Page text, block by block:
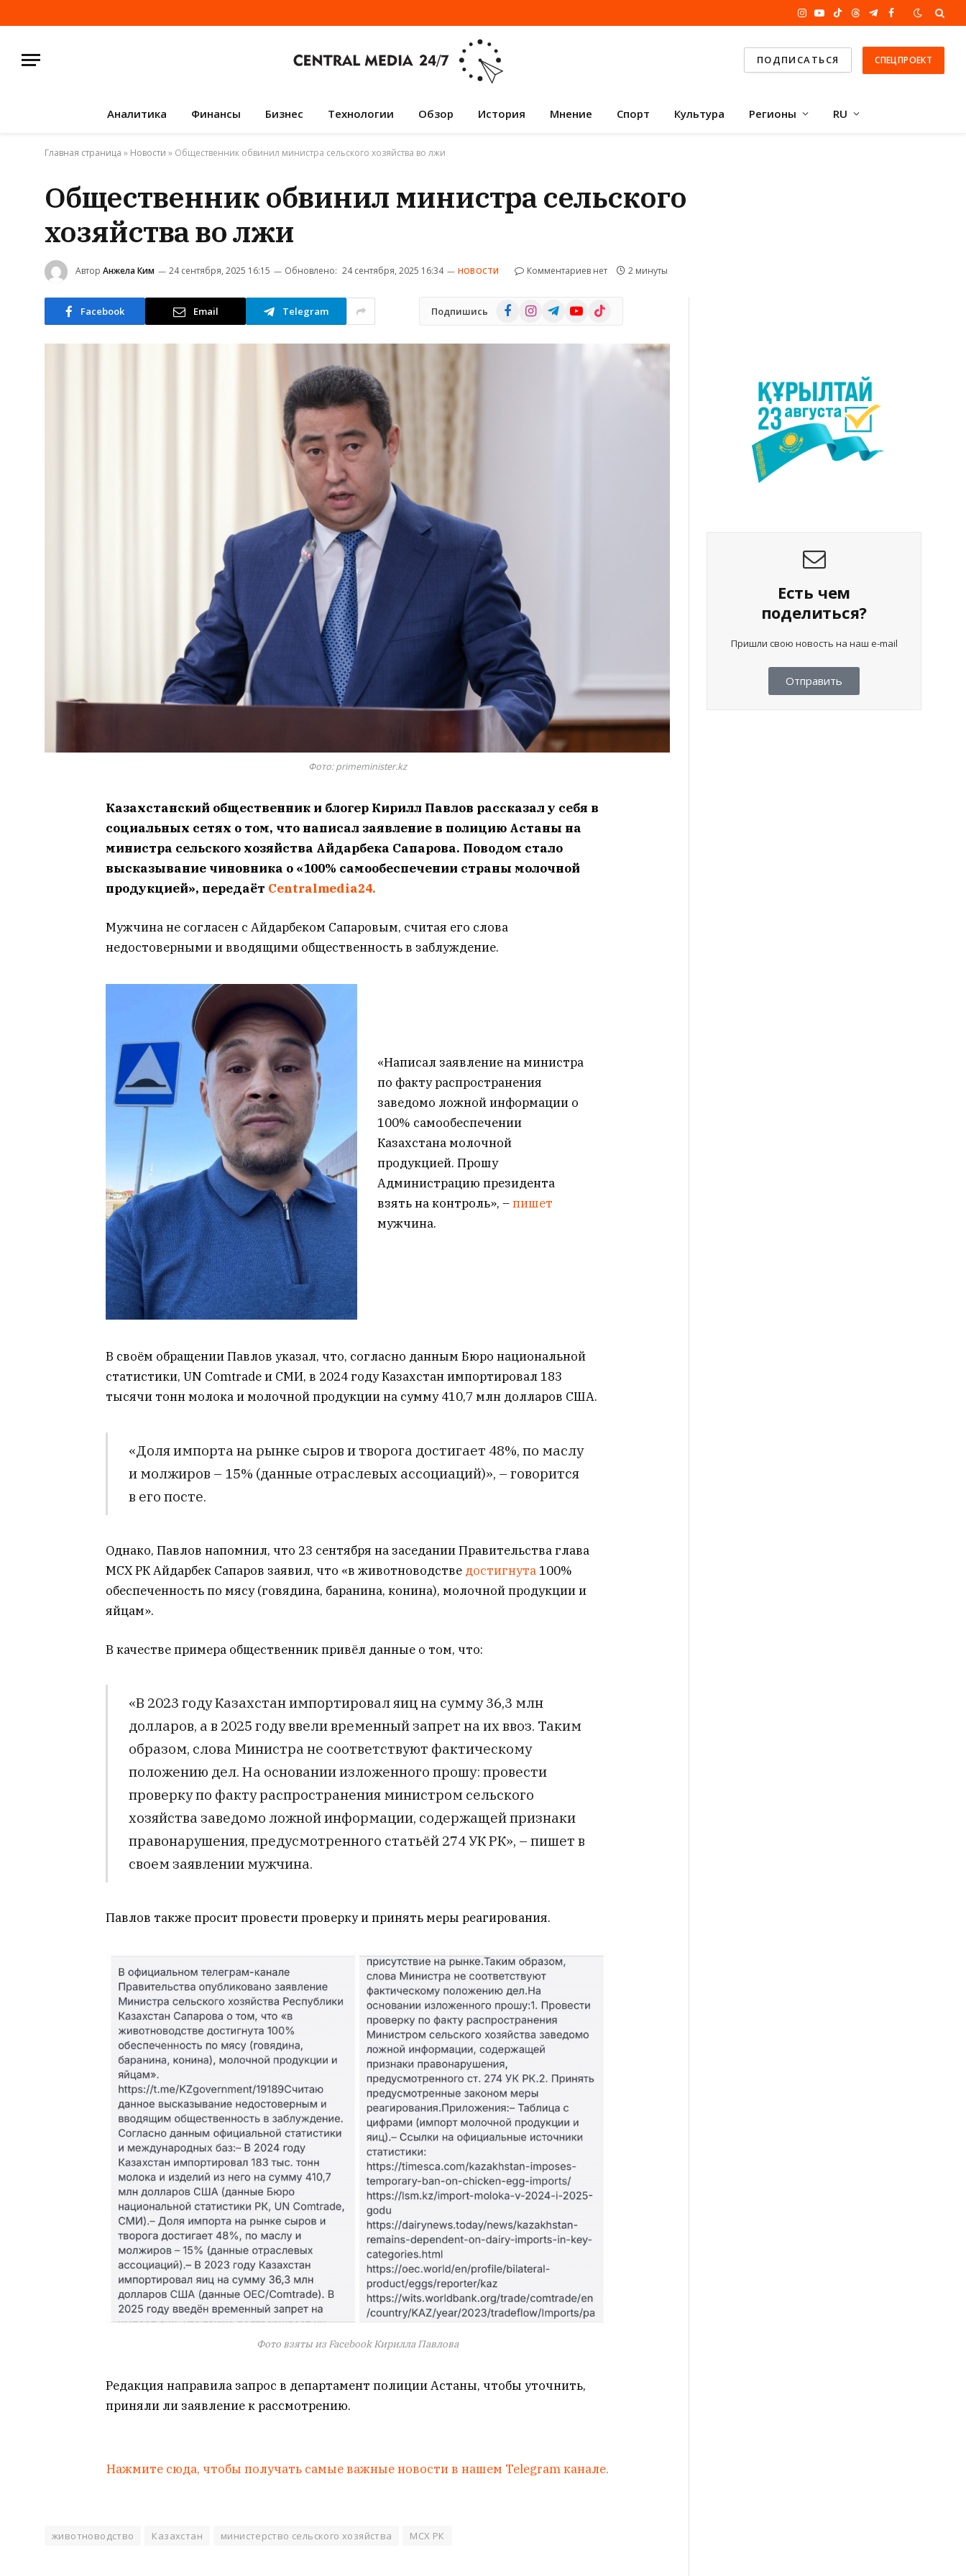
Instagram
YouTube
TikTokThreadsTelegram
Facebook
ПОДПИСАТЬСЯ СПЕЦПРОЕКТ
Аналитика Финансы Бизнес Технологии Обзор История Мнение Спорт Культура Регионы RU
Главная страница » Новости » Общественник обвинил министра сельского хозяйства во лжи
Общественник обвинил министра сельского
хозяйства во лжи
Автор Анжела Ким 24 сентября, 2025 16:15 Обновлено: 24 сентября, 2025 16:34 НОВОСТИ Комментариев нет 2 минуты
Facebook Email Telegram Подпишись FacebookInstagramTelegramYouTube
TikTok
Фото: primeminister.kz
Казахстанский общественник и блогер Кирилл Павлов рассказал у себя в
социальных сетях о том, что написал заявление в полицию Астаны на
министра сельского хозяйства Айдарбека Сапарова. Поводом стало
высказывание чиновника о «100% самообеспечении страны молочной
продукцией», передаёт Centralmedia24.
Мужчина не согласен с Айдарбеком Сапаровым, считая его слова
недостоверными и вводящими общественность в заблуждение.
«Написал заявление на министра
по факту распространения
заведомо ложной информации о
100% самообеспечении
Казахстана молочной
продукцией. Прошу
Администрацию президента
взять на контроль», –пишет
мужчина.
В своём обращении Павлов указал, что, согласно данным Бюро национальной
статистики, UN Comtrade и СМИ, в 2024 году Казахстан импортировал 183
тысячи тонн молока и молочной продукции на сумму 410,7 млн долларов США.
«Доля импорта на рынке сыров и творога достигает 48%, по маслу
и молжиров – 15% (данные отраслевых ассоциаций)», – говорится
в его посте.
Однако, Павлов напомнил, что 23 сентября на заседании Правительства глава
МСХ РК Айдарбек Сапаров заявил, что «в животноводстве достигнута100%
обеспеченность по мясу (говядина, баранина, конина), молочной продукции и
яйцам».
В качестве примера общественник привёл данные о том, что:
«В 2023 году Казахстан импортировал яиц на сумму 36,3 млн
долларов, а в 2025 году ввели временный запрет на их ввоз. Таким
образом, слова Министра не соответствуют фактическому
положению дел. На основании изложенного прошу: провести
проверку по факту распространения министром сельского
хозяйства заведомо ложной информации, содержащей признаки
правонарушения, предусмотренного статьёй 274 УК РК», – пишет в
своем заявлении мужчина.
Павлов также просит провести проверку и принять меры реагирования.
Фото взяты из Facebook Кирилла Павлова
Редакция направила запрос в департамент полиции Астаны, чтобы уточнить,
приняли ли заявление к рассмотрению.
Нажмите сюда, чтобы получать самые важные новости в нашем Telegram канале.
животноводство Казахстан министерство сельского хозяйства МСХ РК
Есть чем
поделиться?
Пришли свою новость на наш e-mail
Отправить